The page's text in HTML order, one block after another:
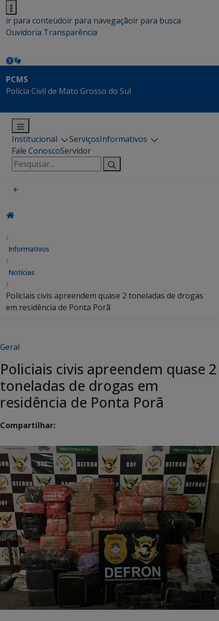
ir para conteúdoir para navegaçãoir para busca
Ouvidoria Transparência
PCMS
Polícia Civil de Mato Grosso do Sul
Institucional ServiçosInformativos
Fale ConoscoServidor
Pesquisar
por:
Informativos
Notícias
Policiais civis apreendem quase 2 toneladas de drogas
em residência de Ponta Porã
Geral
Policiais civis apreendem quase 2
toneladas de drogas em
residência de Ponta Porã
Compartilhar: